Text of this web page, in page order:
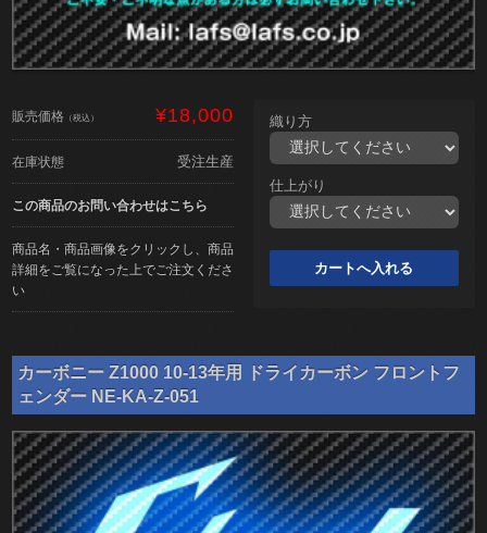
販売価格 （税込） ¥18,000
在庫状態 受注生産
この商品のお問い合わせはこちら
商品名・商品画像をクリックし、商品
詳細をご覧になった上でご注文くださ
い
織り方
仕上がり
カーボニー Z1000 10-13年用 ドライカーボン フロントフ
ェンダー NE-KA-Z-051